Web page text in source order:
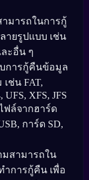
มารถในการกู้
ายรูปแบบ เช่น
ละอื่น ๆ
บการกู้คืนข้อมูล
ช่น FAT,
UFS, XFS, JFS
ฟล์จากฮาร์ด
การ์ด SD,
มสามารถใน
ำการกู้คืน เพื่อ